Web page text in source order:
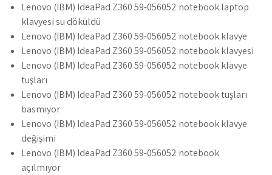
Lenovo (IBM) IdeaPad Z360 59-056052 notebook laptop
klavyesi su döküldü
Lenovo (IBM) IdeaPad Z360 59-056052 notebook klavye
Lenovo (IBM) IdeaPad Z360 59-056052 notebook klavyesi
Lenovo (IBM) IdeaPad Z360 59-056052 notebook klavye
tuşları
Lenovo (IBM) IdeaPad Z360 59-056052 notebook tuşları
basmıyor
Lenovo (IBM) IdeaPad Z360 59-056052 notebook klavye
değişimi
Lenovo (IBM) IdeaPad Z360 59-056052 notebook
açılmıyor